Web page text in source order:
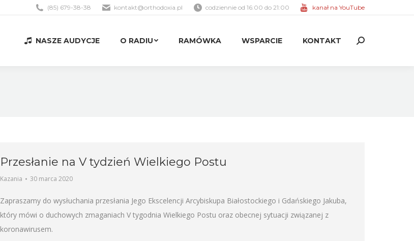
(85) 679-38-38 kontakt@orthodoxia.pl codziennie od 16:00 do 21:00 kanał na YouTube
NASZE AUDYCJE O RADIU RAMÓWKA WSPARCIE KONTAKT Search:
Przesłanie na V tydzień Wielkiego Postu
Kazania 30 marca 2020
Zapraszamy do wysłuchania przesłania Jego Ekscelencji Arcybiskupa Białostockiego i Gdańskiego Jakuba,
który mówi o duchowych zmaganiach V tygodnia Wielkiego Postu oraz obecnej sytuacji związanej z
koronawirusem.